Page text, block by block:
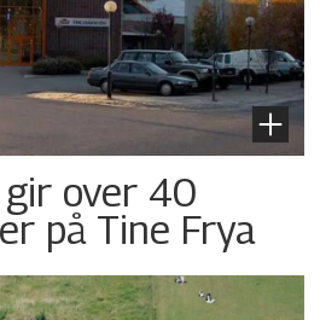
over 40
på Tine Frya